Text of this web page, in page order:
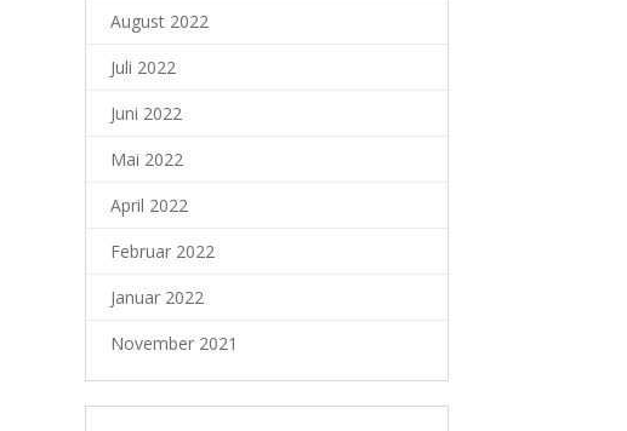
August 2022
Juli 2022
Juni 2022
Mai 2022
April 2022
Februar 2022
Januar 2022
November 2021